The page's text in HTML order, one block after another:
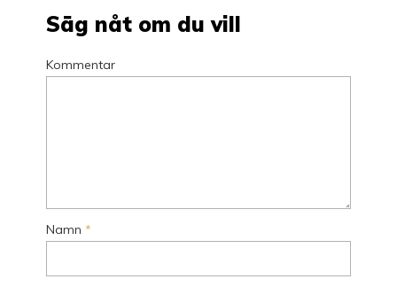
Säg nåt om du vill
Kommentar
Namn *